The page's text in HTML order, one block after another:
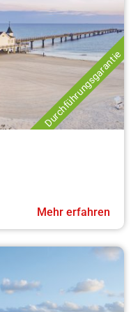
Durchführungsgarantie
Mehr erfahren